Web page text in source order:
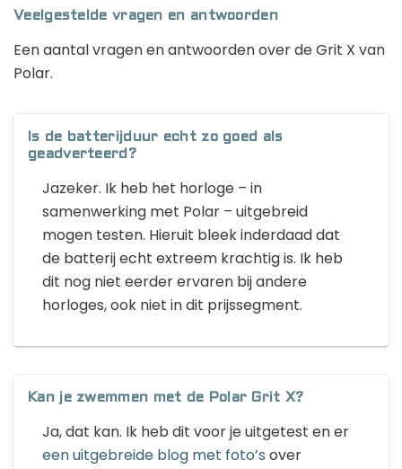
Veelgestelde vragen en antwoorden
Een aantal vragen en antwoorden over de Grit X van
Polar.
Is de batterijduur echt zo goed als
geadverteerd?
Jazeker. Ik heb het horloge – in
samenwerking met Polar – uitgebreid
mogen testen. Hieruit bleek inderdaad dat
de batterij echt extreem krachtig is. Ik heb
dit nog niet eerder ervaren bij andere
horloges, ook niet in dit prijssegment.
Kan je zwemmen met de Polar Grit X?
Ja, dat kan. Ik heb dit voor je uitgetest en er
een uitgebreide blog met foto’s over